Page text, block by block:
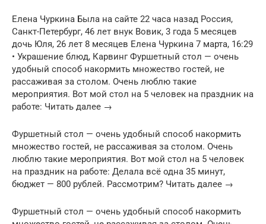
Елена Чуркина Была на сайте 22 часа назад Россия,
Санкт-Петербург, 46 лет внук Вовик, 3 года 5 месяцев
дочь Юля, 26 лет 8 месяцев Елена Чуркина 7 марта, 16:29
• Украшение блюд, Карвинг Фуршетный стол — очень
удобный способ накормить множество гостей, не
рассаживая за столом. Очень люблю такие
мероприятия. Вот мой стол на 5 человек на праздник на
работе: Читать далее →
Фуршетный стол — очень удобный способ накормить
множество гостей, не рассаживая за столом. Очень
люблю такие мероприятия. Вот мой стол на 5 человек
на праздник на работе: Делала всё одна 35 минут,
бюджет — 800 рублей. Рассмотрим? Читать далее →
Фуршетный стол — очень удобный способ накормить